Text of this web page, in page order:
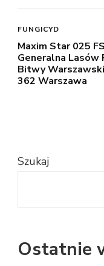
FUNGICYD
Maxim Star 025
Generalna
Bitwy
362 Warszawa
Szukaj
Ostatnie